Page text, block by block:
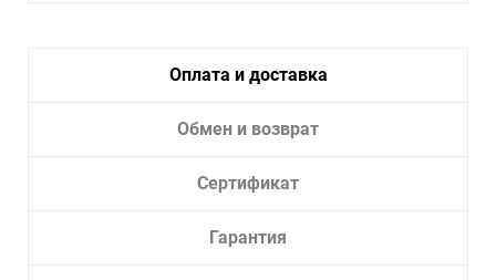
Оплата и доставка
Обмен и возврат
Сертификат
Гарантия